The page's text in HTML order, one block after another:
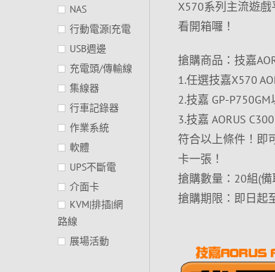
X570系列主流遊
看開箱囉！
搶購商品：技嘉
1.任選技嘉X570
2.技嘉 GP-
3.技嘉 AORUS
符合以上條件！即
卡一張！
搶購數量：20組(
搶購期限：即日起
NAS
行動電源|充電
USB週邊
充電頭/傳輸線
集線器
行車記錄器
作業系統
軟體
UPS不斷電
介面卡
KVM|排插|網
路線
展場活動